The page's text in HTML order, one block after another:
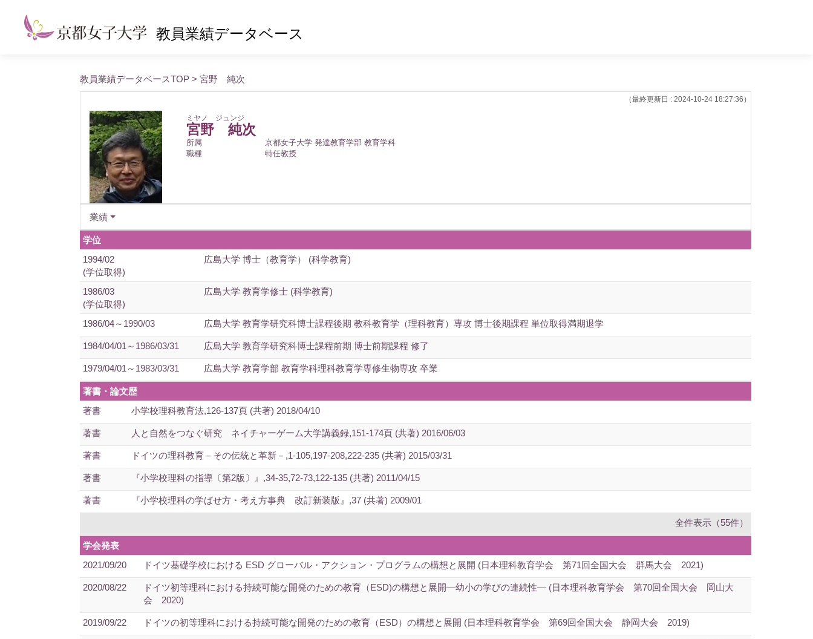
教員業績データベース
教員業績データベースTOP > 宮野 純次
（最終更新日 : 2024-10-24 18:27:36）
ミヤノ ジュンジ
宮野 純次
所属
京都女子大学 発達教育学部 教育学科
職種
特任教授
業績
学位
1994/02
(学位取得)
広島大学 博士（教育学） (科学教育)
1986/03
(学位取得)
広島大学 教育学修士 (科学教育)
1986/04～1990/03 広島大学 教育学研究科博士課程後期 教科教育学（理科教育）専攻 博士後期課程 単位取得満期退学
1984/04/01～1986/03/31 広島大学 教育学研究科博士課程前期 博士前期課程 修了
1979/04/01～1983/03/31 広島大学 教育学部 教育学科理科教育学専修生物専攻 卒業
著書・論文歴
著書
小学校理科教育法,126-137頁 (共著) 2018/04/10
著書 人と自然をつなぐ研究 ネイチャーゲーム大学講義録,151-174頁 (共著) 2016/06/03
著書 ドイツの理科教育－その伝統と革新－,1-105,197-208,222-235 (共著) 2015/03/31
著書 『小学校理科の指導〔第2版〕』,34-35,72-73,122-135 (共著) 2011/04/15
著書 『小学校理科の学ばせ方・考え方事典 改訂新装版』,37 (共著) 2009/01
全件表示（55件）
学会発表
2021/09/20
ドイツ基礎学校における ESD グローバル・アクション・プログラムの構想と展開 (日本理科教育学会 第71回全国大会 群馬大会 2021)
2020/08/22
ドイツ初等理科における持続可能な開発のための教育（ESD)の構想と展開―幼小の学びの連続性― (日本理科教育学会 第70回全国大会 岡山大
会 2020)
2019/09/22 ドイツの初等理科における持続可能な開発のための教育（ESD）の構想と展開 (日本理科教育学会 第69回全国大会 静岡大会 2019)